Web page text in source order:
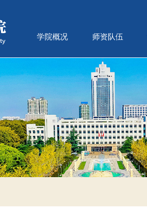
学院概况 师资队伍